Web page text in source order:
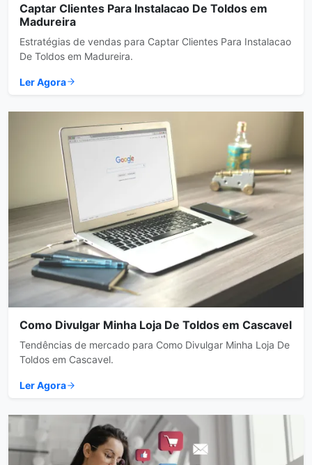
Captar Clientes Para Instalacao De Toldos em
Madureira
Estratégias de vendas para Captar Clientes Para Instalacao
De Toldos em Madureira.
Ler Agora
Como Divulgar Minha Loja De Toldos em Cascavel
Tendências de mercado para Como Divulgar Minha Loja De
Toldos em Cascavel.
Ler Agora